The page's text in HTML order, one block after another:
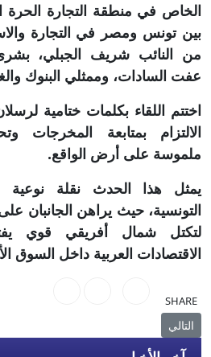
الخاص في منطقة التجارة الحرة
بين تونس ومصر في التجارة
من النائب شريف الجبلي،
عفت السادات، وممثلي البنوك
اختتم اللقاء بكلمات ختامية
الالتزام بمتابعة المخرجات
ملموسة على أرض الواقع.
يمثل هذا الحدث نقلة نوعية
التونسية، حيث يراهن الجانبان
لتكتل شمال أفريقي قوي
الاقتصادات العربية داخل السوق
SHARE
المقال التالي: "مجموعة البداد" تطلق
التالي